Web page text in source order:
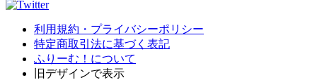
利用規約・プライバシーポリシー
特定商取引法に基づく表記
ふりーむ！について
旧デザインで表示